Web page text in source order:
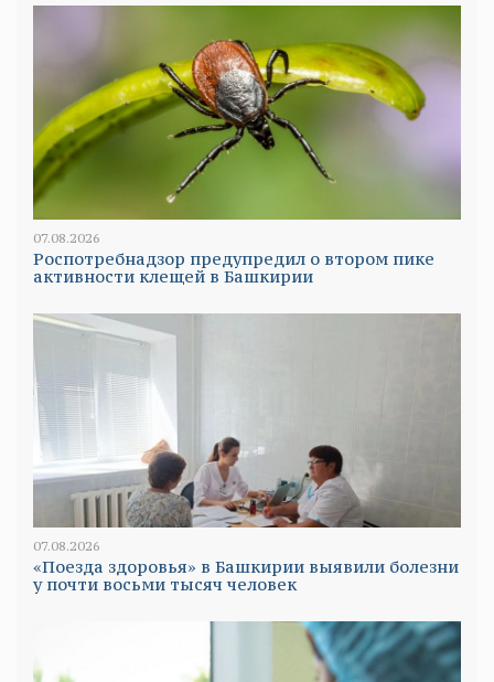
07.08.2026
Роспотребнадзор предупредил о втором пике
активности клещей в Башкирии
07.08.2026
«Поезда здоровья» в Башкирии выявили болезни
у почти восьми тысяч человек